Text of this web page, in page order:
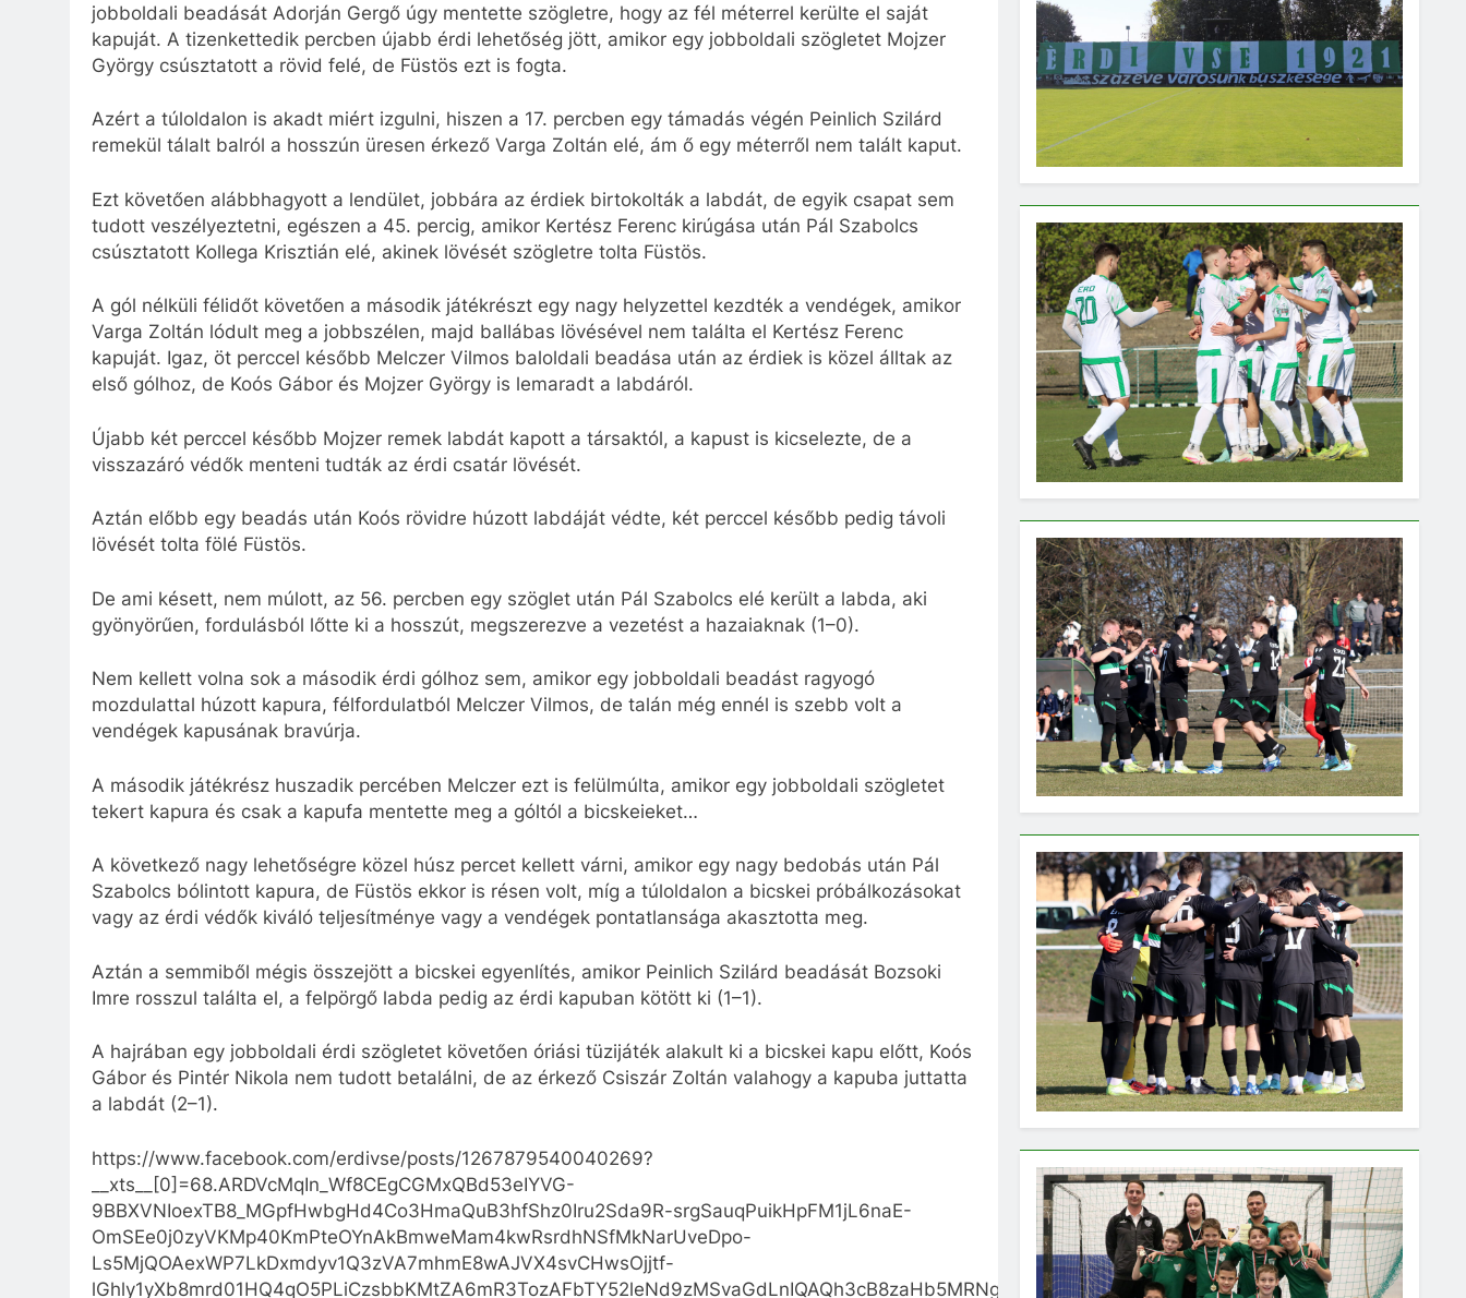
jobboldali beadását Adorján Gergő úgy mentette szögletre, hogy az fél méterrel kerülte el saját
kapuját. A tizenkettedik percben újabb érdi lehetőség jött, amikor egy jobboldali szögletet Mojzer
György csúsztatott a rövid felé, de Füstös ezt is fogta.
Azért a túloldalon is akadt miért izgulni, hiszen a 17. percben egy támadás végén Peinlich Szilárd
remekül tálalt balról a hosszún üresen érkező Varga Zoltán elé, ám ő egy méterről nem talált kaput.
Ezt követően alábbhagyott a lendület, jobbára az érdiek birtokolták a labdát, de egyik csapat sem
tudott veszélyeztetni, egészen a 45. percig, amikor Kertész Ferenc kirúgása után Pál Szabolcs
csúsztatott Kollega Krisztián elé, akinek lövését szögletre tolta Füstös.
A gól nélküli félidőt követően a második játékrészt egy nagy helyzettel kezdték a vendégek, amikor
Varga Zoltán lódult meg a jobbszélen, majd ballábas lövésével nem találta el Kertész Ferenc
kapuját. Igaz, öt perccel később Melczer Vilmos baloldali beadása után az érdiek is közel álltak az
első gólhoz, de Koós Gábor és Mojzer György is lemaradt a labdáról.
Újabb két perccel később Mojzer remek labdát kapott a társaktól, a kapust is kicselezte, de a
visszazáró védők menteni tudták az érdi csatár lövését.
Aztán előbb egy beadás után Koós rövidre húzott labdáját védte, két perccel később pedig távoli
lövését tolta fölé Füstös.
De ami késett, nem múlott, az 56. percben egy szöglet után Pál Szabolcs elé került a labda, aki
gyönyörűen, fordulásból lőtte ki a hosszút, megszerezve a vezetést a hazaiaknak (1–0).
Nem kellett volna sok a második érdi gólhoz sem, amikor egy jobboldali beadást ragyogó
mozdulattal húzott kapura, félfordulatból Melczer Vilmos, de talán még ennél is szebb volt a
vendégek kapusának bravúrja.
A második játékrész huszadik percében Melczer ezt is felülmúlta, amikor egy jobboldali szögletet
tekert kapura és csak a kapufa mentette meg a góltól a bicskeieket…
A következő nagy lehetőségre közel húsz percet kellett várni, amikor egy nagy bedobás után Pál
Szabolcs bólintott kapura, de Füstös ekkor is résen volt, míg a túloldalon a bicskei próbálkozásokat
vagy az érdi védők kiváló teljesítménye vagy a vendégek pontatlansága akasztotta meg.
Aztán a semmiből mégis összejött a bicskei egyenlítés, amikor Peinlich Szilárd beadását Bozsoki
Imre rosszul találta el, a felpörgő labda pedig az érdi kapuban kötött ki (1–1).
A hajrában egy jobboldali érdi szögletet követően óriási tüzijáték alakult ki a bicskei kapu előtt, Koós
Gábor és Pintér Nikola nem tudott betalálni, de az érkező Csiszár Zoltán valahogy a kapuba juttatta
a labdát (2–1).
https://www.facebook.com/erdivse/posts/1267879540040269?
__xts__[0]=68.ARDVcMqIn_Wf8CEgCGMxQBd53eIYVG-
9BBXVNIoexTB8_MGpfHwbgHd4Co3HmaQuB3hfShz0Iru2Sda9R-srgSauqPuikHpFM1jL6naE-
OmSEe0j0zyVKMp40KmPteOYnAkBmweMam4kwRsrdhNSfMkNarUveDpo-
Ls5MjQOAexWP7LkDxmdyv1Q3zVA7mhmE8wAJVX4svCHwsOjjtf-
lGhly1yXb8mrd01HQ4qO5PLiCzsbbKMtZA6mR3TozAFbTY52leNd9zMSvaGdLnIQAQh3cB8zaHb5MRNgH7_nFysI8Kl0hqBS9YRKMF-